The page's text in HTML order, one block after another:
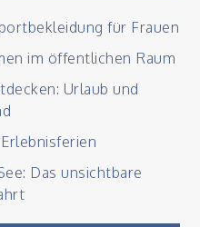
für Frauen
im öffentlichen Raum
Urlaub und
Das unsichtbare